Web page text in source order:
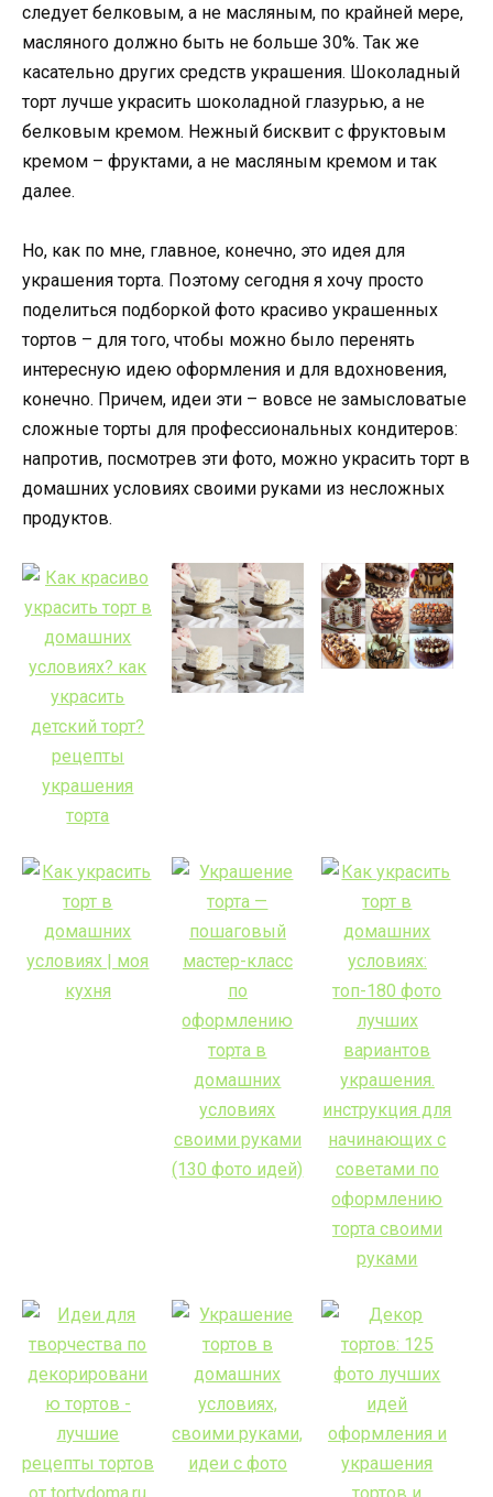
следует белковым, а не масляным, по крайней мере,
масляного должно быть не больше 30%. Так же
касательно других средств украшения. Шоколадный
торт лучше украсить шоколадной глазурью, а не
белковым кремом. Нежный бисквит с фруктовым
кремом – фруктами, а не масляным кремом и так
далее.
Но, как по мне, главное, конечно, это идея для
украшения торта. Поэтому сегодня я хочу просто
поделиться подборкой фото красиво украшенных
тортов – для того, чтобы можно было перенять
интересную идею оформления и для вдохновения,
конечно. Причем, идеи эти – вовсе не замысловатые
сложные торты для профессиональных кондитеров:
напротив, посмотрев эти фото, можно украсить торт в
домашних условиях своими руками из несложных
продуктов.